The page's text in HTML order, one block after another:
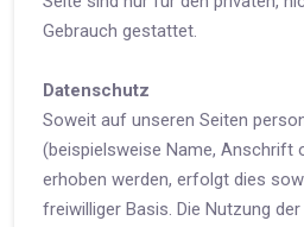
Gebrauch gestattet.
Datenschutz
Soweit auf unseren Seiten
(beispielsweise Name, Anschrift
erhoben werden, erfolgt dies
freiwilliger Basis. Die Nutzung